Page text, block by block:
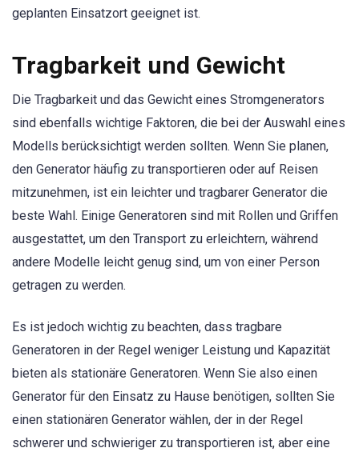
geplanten Einsatzort geeignet ist.
Tragbarkeit und Gewicht
Die Tragbarkeit und das Gewicht eines Stromgenerators
sind ebenfalls wichtige Faktoren, die bei der Auswahl eines
Modells berücksichtigt werden sollten. Wenn Sie planen,
den Generator häufig zu transportieren oder auf Reisen
mitzunehmen, ist ein leichter und tragbarer Generator die
beste Wahl. Einige Generatoren sind mit Rollen und Griffen
ausgestattet, um den Transport zu erleichtern, während
andere Modelle leicht genug sind, um von einer Person
getragen zu werden.
Es ist jedoch wichtig zu beachten, dass tragbare
Generatoren in der Regel weniger Leistung und Kapazität
bieten als stationäre Generatoren. Wenn Sie also einen
Generator für den Einsatz zu Hause benötigen, sollten Sie
einen stationären Generator wählen, der in der Regel
schwerer und schwieriger zu transportieren ist, aber eine